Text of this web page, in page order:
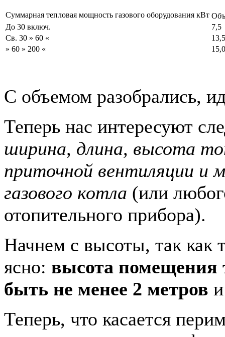
Суммарная тепловая мощность газового оборудования кВт
До 30 включ.
7,5
Св. 30 » 60 «
13,5
» 60 » 200 «
15,0
С объемом разобрались,
Теперь нас интересуют
ширина, длина, высота
приточной вентиляции и
газового котла (или
отопительного прибора).
Начнем с высоты, так как
ясно: высота помещения
быть не менее 2 метров
Теперь, что касается